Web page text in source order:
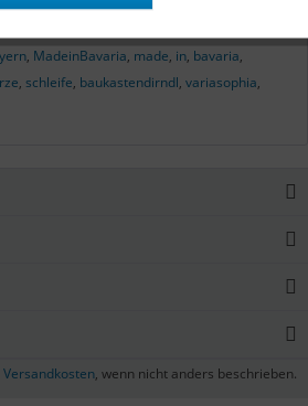
, MadeinBavaria, made, in, bavaria,
, schleife, baukastendirndl, variasophia,
Versandkosten , wenn nicht anders beschrieben.